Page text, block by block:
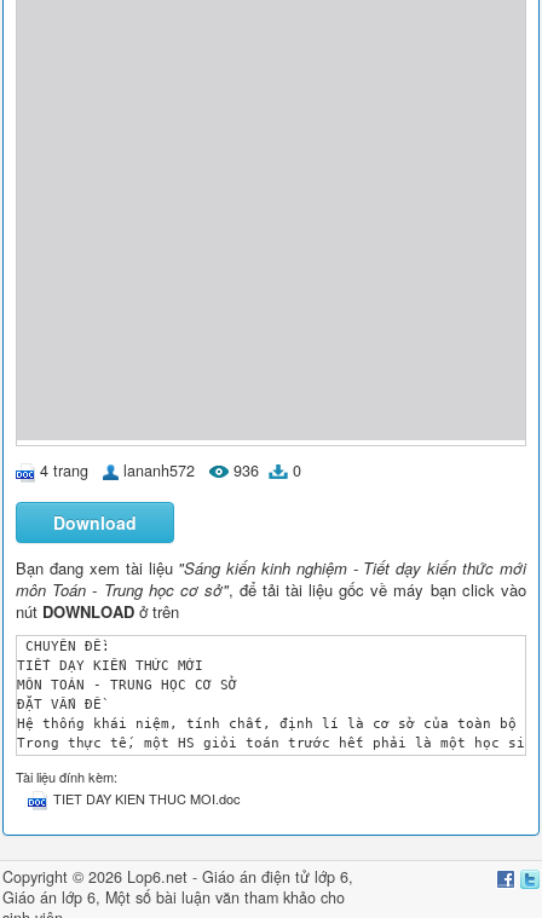
4 trang lananh572 936 0
Download
Bạn đang xem tài liệu "Sáng kiến kinh nghiệm - Tiết dạy kiến thức mới
môn Toán - Trung học cơ sở", để tải tài liệu gốc về máy bạn click vào
nút DOWNLOAD ở trên
CHUYÊN ĐỀ:
TIẾT DẠY KIẾN THỨC MỚI
MÔN TOÁN - TRUNG HỌC CƠ SỞ
ĐẶT VẤN ĐỀ
Hệ thống khái niệm, tính chất, định lí là cơ sở của toàn bộ
Trong thực tế, một HS giỏi toán trước hết phải là một học
II. QUÁ TRÌNH TRUYỀN THỤ KIẾN THỨC MỚI
Việc dạy học các kiến thức toán học mới phải đạt các yêu cầu
+ Học sinh nắm được bản chất của khái niệm ,tính chất,
+ Vận dụng được các kiến thức mới vào các vấn đề cụ thể,
1. Yêu cầu đầu tiên của việc dạy học các khái niệm mới là
Việc truyền thụ kiến thức toán học mới tuân theo nguyên tắc
Hình thức trực quan trong toán học thường là những hình
Tài liệu đính kèm:
TIET DAY KIEN THUC MOI.doc
Copyright © 2026 Lop6.net -Giáo án điện tử lớp 6,
Giáo án lớp 6, Một số bàiluận văn tham khảo cho